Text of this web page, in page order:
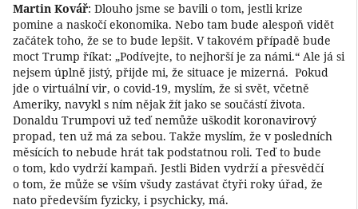
Martin Kovář: Dlouho jsme se bavili o tom, jestli krize
pomine a naskočí ekonomika. Nebo tam bude alespoň vidět
začátek toho, že se to bude lepšit. V takovém případě bude
moct Trump říkat: „Podívejte, to nejhorší je za námi.“ Ale já si
nejsem úplně jistý, přijde mi, že situace je mizerná. Pokud
jde o virtuální vir, o covid-19, myslím, že si svět, včetně
Ameriky, navykl s ním nějak žít jako se součástí života.
Donaldu Trumpovi už teď nemůže uškodit koronavirový
propad, ten už má za sebou. Takže myslím, že v posledních
měsících to nebude hrát tak podstatnou roli. Teď to bude
o tom, kdo vydrží kampaň. Jestli Biden vydrží a přesvědčí
o tom, že může se vším všudy zastávat čtyři roky úřad, že
nato především fyzicky, i psychicky, má.